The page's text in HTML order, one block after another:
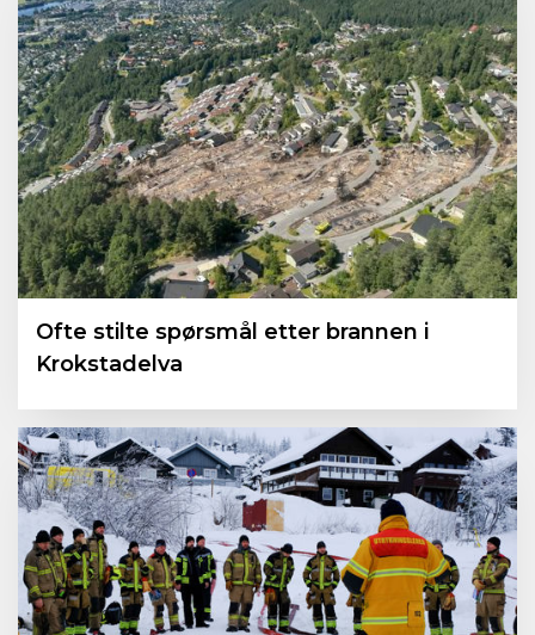
Ofte stilte spørsmål etter brannen i
Krokstadelva